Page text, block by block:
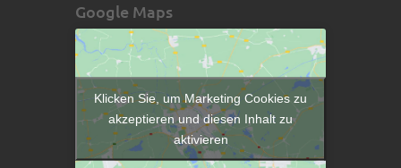
Google Maps
Klicken Sie, um Marketing Cookies zu
akzeptieren und diesen Inhalt zu
aktivieren